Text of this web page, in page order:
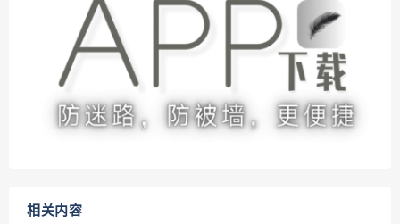
相关内容